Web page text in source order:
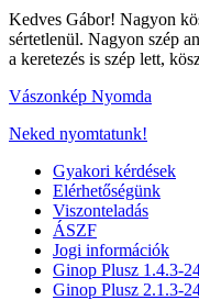
Kedves Gábor! Nagyon
sértetlenül. Nagyon szép
a keretezés is szép lett,
Vászonkép Nyomda
Neked nyomtatunk!
Gyakori kérdések
Elérhetőségünk
Viszonteladás
ÁSZF
Jogi információk
Ginop Plusz 1.4.3-
Ginop Plusz 2.1.3-